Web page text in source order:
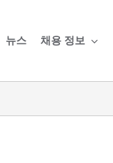
뉴스 채용 정보